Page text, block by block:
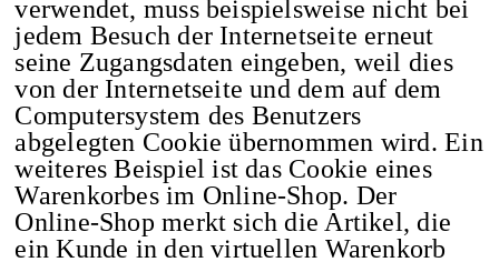
verwendet, muss beispielsweise nicht bei
jedem Besuch der Internetseite erneut
seine Zugangsdaten eingeben, weil dies
von der Internetseite und dem auf dem
Computersystem des Benutzers
abgelegten Cookie übernommen wird. Ein
weiteres Beispiel ist das Cookie eines
Warenkorbes im Online-Shop. Der
Online-Shop merkt sich die Artikel, die
ein Kunde in den virtuellen Warenkorb